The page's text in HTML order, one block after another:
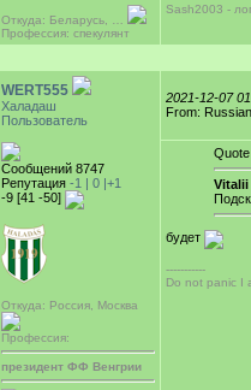
Откуда: Беларусь, …
Профессия: спекулянт
Sash2003 -
WERT555
Халадаш
Пользователь
Сообщений 8747
Репутация -1 | 0 |+1
-9 [41 -50]
Откуда: Россия, Москва
Профессия:
президент ФФ Венгрии
2021-12-07
From:
Quote
Vitalii
будет
-----------
Do not panic I